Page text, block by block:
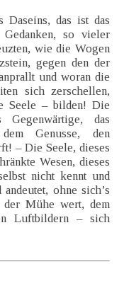
Daseins, das ist das
so vieler
wie die Wogen
gegen den der
und woran die
sich zerschellen,
Seele – bilden! Die
das
Genusse, den
– Die Seele, dieses
Wesen, dieses
nicht kennt und
ohne sich’s
Mühe wert, dem
Luftbildern – sich